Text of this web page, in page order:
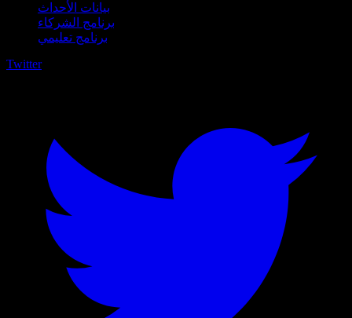
بيانات الأحداث
برنامج الشركاء
برنامج تعليمي
Twitter